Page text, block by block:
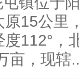
15公里
112°，
亩，现辖